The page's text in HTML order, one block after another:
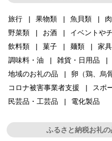
旅行 果物類 魚貝類 肉
野菜類
お酒 イベントや
飲料類
菓子 麺類 家
調味料・油
雑貨・日用品
地域のお礼の品
卵（鶏、烏
コロナ被害事業者支援
スポ
民芸品・工芸品
電化製品
ふるさと納税お礼